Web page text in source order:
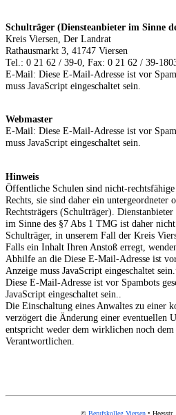
Schulträger (Diensteanbieter im Sinne
Kreis Viersen, Der Landrat
Rathausmarkt 3, 41747 Viersen
Tel.: 0 21 62 / 39-0, Fax: 0 21 62 / 39-
E-Mail: Diese E-Mail-Adresse ist vor
muss JavaScript eingeschaltet sein.
Webmaster
E-Mail: Diese E-Mail-Adresse ist vor
muss JavaScript eingeschaltet sein.
Hinweis
Öffentliche Schulen sind nicht-
Rechts, sie sind daher ein untergeordneter
Rechtsträgers (Schulträger).
im Sinne des §7 Abs 1 TMG ist daher
Schulträger, in unserem Fall der Kreis
Falls ein Inhalt Ihren Anstoß erregt,
Abhilfe an die Diese E-Mail-Adresse ist
Anzeige muss JavaScript eingeschaltet sein.
Diese E-Mail-Adresse ist vor Spambots
JavaScript eingeschaltet sein.
Die Einschaltung eines Anwaltes zu einer
verzögert die Änderung einer eventuellen
entspricht weder dem wirklichen noch
Verantwortlichen.
© Berufskolleg Viersen• Heesstr.